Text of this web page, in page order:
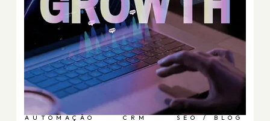
AUTOMAÇÃO CRM SEO / BLOG